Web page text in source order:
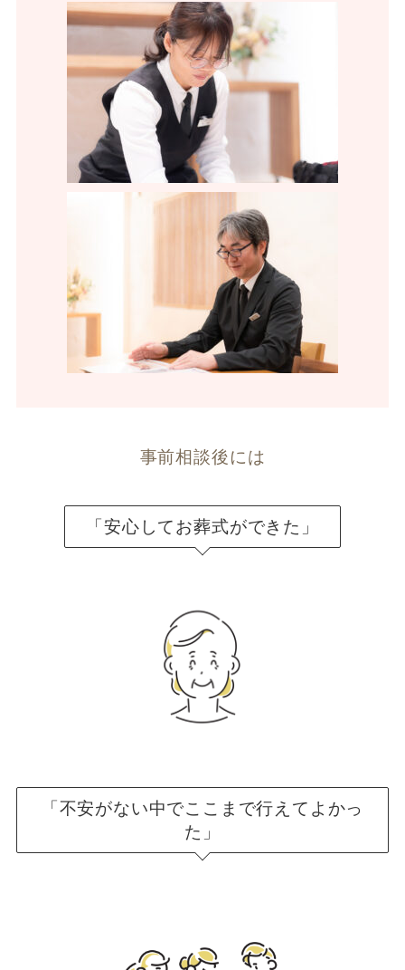
事前相談後には
「安心してお葬式ができた」
「不安がない中でここまで行えてよかっ
た」